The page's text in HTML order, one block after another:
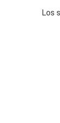
Los